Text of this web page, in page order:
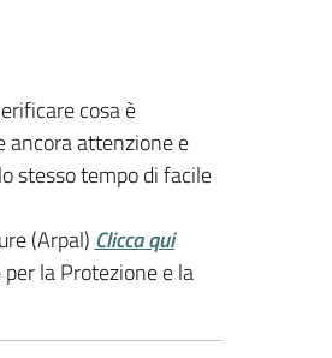
cosa è
ancora attenzione e
stesso tempo di facile
(Arpal) Clicca qui
la Protezione e la